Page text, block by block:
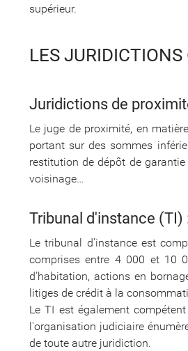
supérieur.
LES JURIDICTIONS
Juridictions de
Le juge de proximité, en
portant sur des sommes
restitution de dépôt de
voisinage…
Tribunal d'instance (TI)
Le tribunal d'instance est
comprises entre 4 000 et 10
d'habitation, actions en
litiges de crédit à la
Le TI est également
l'organisation judiciaire
de toute autre juridiction.